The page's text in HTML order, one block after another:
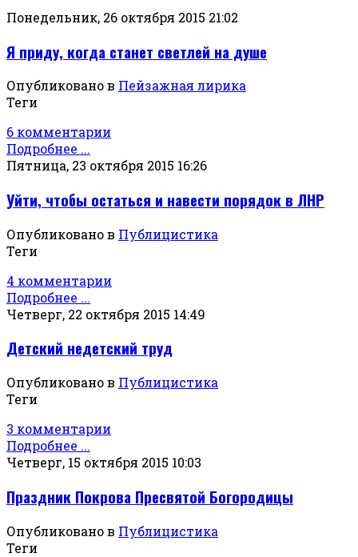
Понедельник, 26 октября 2015 21:02
Я приду, когда станет светлей на душе
Опубликовано в Пейзажная лирика
Теги
6 комментарии
Подробнее ...
Пятница, 23 октября 2015 16:26
Уйти, чтобы остаться и навести порядок в ЛНР
Опубликовано в Публицистика
Теги
4 комментарии
Подробнее ...
Четверг, 22 октября 2015 14:49
Детский недетский труд
Опубликовано в Публицистика
Теги
3 комментарии
Подробнее ...
Четверг, 15 октября 2015 10:03
Праздник Покрова Пресвятой Богородицы
Опубликовано в Публицистика
Теги